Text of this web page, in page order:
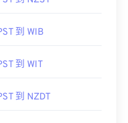
到 WIB
到 WIT
到 NZDT